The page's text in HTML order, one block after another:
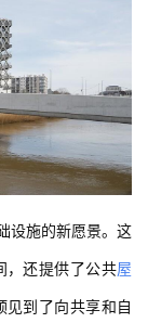
设施的新愿景。这
，还提供了公共屋
见到了向共享和自